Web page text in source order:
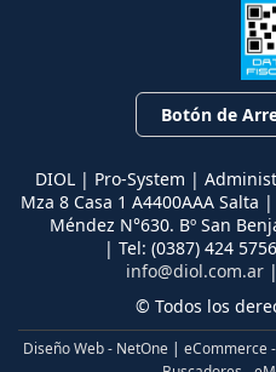
Botón de
DIOL | Pro-System |
Mza 8 Casa 1 A4400AAA Salta
Méndez N°630. Bº San
| Tel: (0387) 424
info@diol.com.ar|
© Todos los
Diseño Web - NetOne | eCommerce